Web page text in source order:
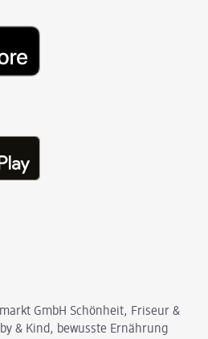
GmbH Schönheit, Friseur &
& Kind, bewusste Ernährung